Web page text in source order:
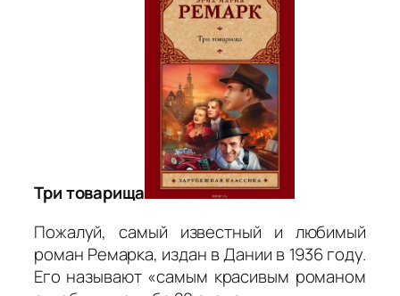
Три товарища
Пожалуй, самый известный и любимый
роман Ремарка, издан в Дании в 1936 году.
Его называют «самым красивым романом